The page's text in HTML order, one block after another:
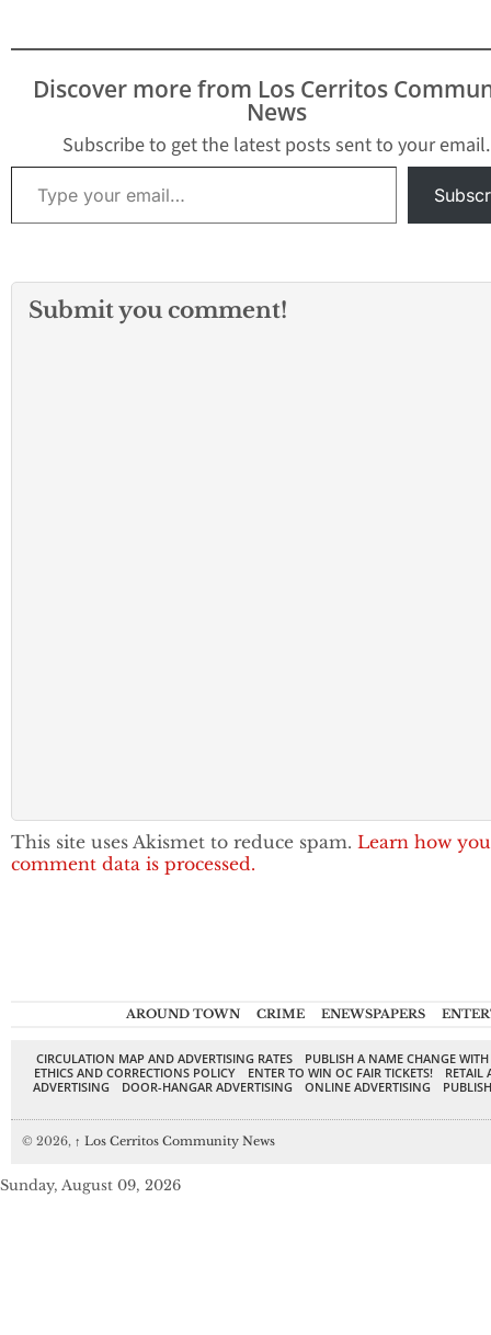
producing
mystique and
While it’s not a
million-dollar
Discover more from Los Cerritos
News
Subscribe to get the latest posts sent to your email.
Type your email…
Submit you comment!
This site uses Akismet to reduce spam. Learn how
comment data is processed.
AROUND TOWN CRIME ENEWSPAPERS
CIRCULATION MAP AND ADVERTISING RATES
PUBLISH A NAME CHANGE
ETHICS AND CORRECTIONS POLICY
ENTER TO WIN OC FAIR TICKETS!
RETAIL
ADVERTISING
DOOR-HANGAR ADVERTISING ONLINE ADVERTISING
© 2026, ↑ Los Cerritos Community News
Sunday, August 09, 2026